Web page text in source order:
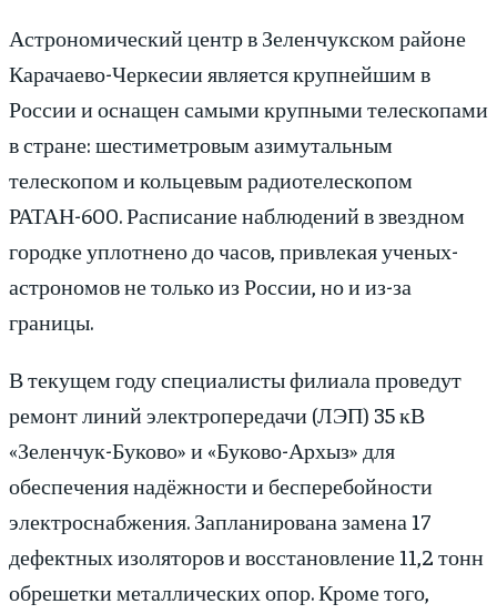
Астрономический центр в Зеленчукском районе
Карачаево-Черкесии является крупнейшим в
России и оснащен самыми крупными телескопами
в стране: шестиметровым азимутальным
телескопом и кольцевым радиотелескопом
РАТАН-600. Расписание наблюдений в звездном
городке уплотнено до часов, привлекая ученых-
астрономов не только из России, но и из-за
границы.
В текущем году специалисты филиала проведут
ремонт линий электропередачи (ЛЭП) 35 кВ
«Зеленчук-Буково» и «Буково-Архыз» для
обеспечения надёжности и бесперебойности
электроснабжения. Запланирована замена 17
дефектных изоляторов и восстановление 11,2 тонн
обрешетки металлических опор. Кроме того,